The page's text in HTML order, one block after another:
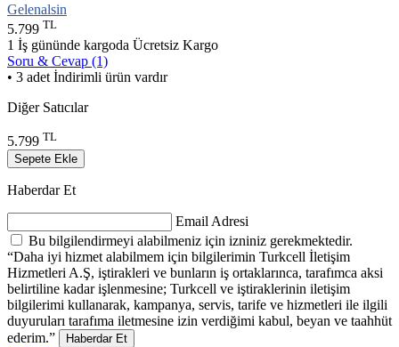
Gelenalsin
5.799 TL
1 İş gününde kargoda Ücretsiz Kargo
Soru & Cevap (1)
• 3 adet İndirimli ürün vardır
Diğer Satıcılar
5.799 TL
Sepete Ekle
Haberdar Et
Email Adresi
Bu bilgilendirmeyi alabilmeniz için izniniz gerekmektedir.
“Daha iyi hizmet alabilmem için bilgilerimin Turkcell İletişim
Hizmetleri A.Ş, iştirakleri ve bunların iş ortaklarınca, tarafımca aksi
belirtiline kadar işlenmesine; Turkcell ve iştiraklerinin iletişim
bilgilerimi kullanarak, kampanya, servis, tarife ve hizmetleri ile ilgili
duyuruları tarafıma iletmesine izin verdiğimi kabul, beyan ve taahhüt
ederim.”
Haberdar Et